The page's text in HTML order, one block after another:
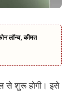
लॉन्च, कीमत
से शुरू होगी। इसे